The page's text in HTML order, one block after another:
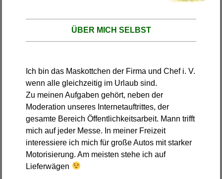
ÜBER MICH SELBST
Ich bin das Maskottchen der Firma und Chef i. V.
wenn alle gleichzeitig im Urlaub sind.
Zu meinen Aufgaben gehört, neben der
Moderation unseres Internetauftrittes, der
gesamte Bereich Öffentlichkeitsarbeit. Mann trifft
mich auf jeder Messe. In meiner Freizeit
interessiere ich mich für große Autos mit starker
Motorisierung. Am meisten stehe ich auf
Lieferwägen